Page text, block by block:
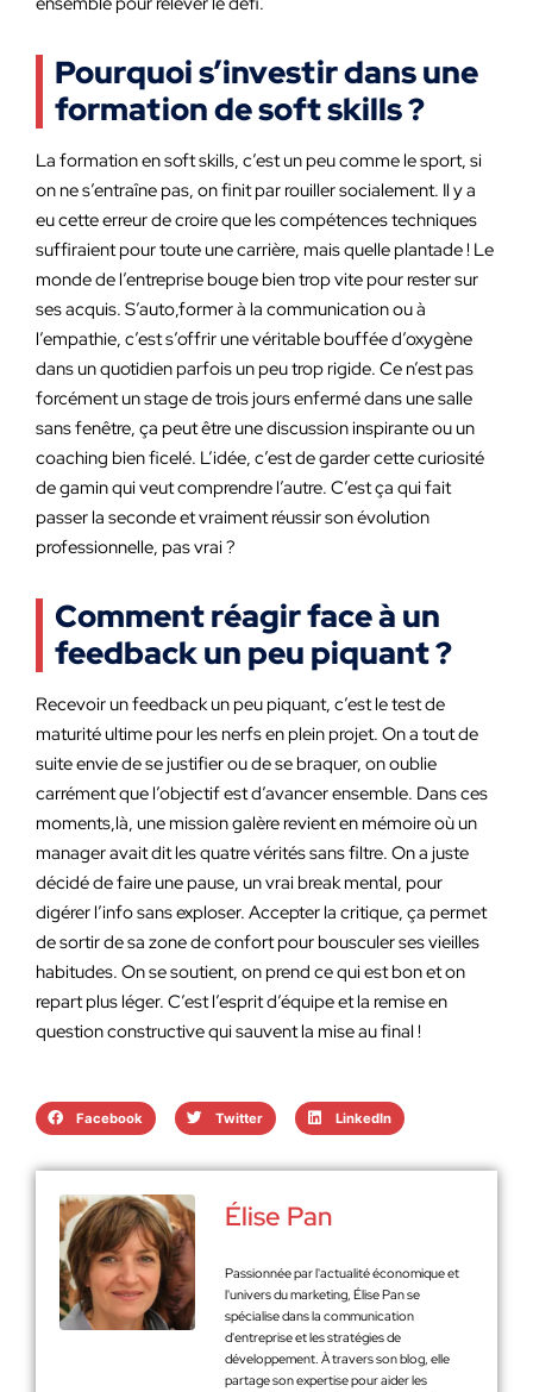
Pourquoi s’investir dans une
formation de soft skills ?
La formation en soft skills, c’est un peu comme le sport, si
on ne s’entraîne pas, on finit par rouiller socialement. Il y a
eu cette erreur de croire que les compétences techniques
suffiraient pour toute une carrière, mais quelle plantade ! Le
monde de l’entreprise bouge bien trop vite pour rester sur
ses acquis. S’auto,former à la communication ou à
l’empathie, c’est s’offrir une véritable bouffée d’oxygène
dans un quotidien parfois un peu trop rigide. Ce n’est pas
forcément un stage de trois jours enfermé dans une salle
sans fenêtre, ça peut être une discussion inspirante ou un
coaching bien ficelé. L’idée, c’est de garder cette curiosité
de gamin qui veut comprendre l’autre. C’est ça qui fait
passer la seconde et vraiment réussir son évolution
professionnelle, pas vrai ?
Comment réagir face à un
feedback un peu piquant ?
Recevoir un feedback un peu piquant, c’est le test de
maturité ultime pour les nerfs en plein projet. On a tout de
suite envie de se justifier ou de se braquer, on oublie
carrément que l’objectif est d’avancer ensemble. Dans ces
moments,là, une mission galère revient en mémoire où un
manager avait dit les quatre vérités sans filtre. On a juste
décidé de faire une pause, un vrai break mental, pour
digérer l’info sans exploser. Accepter la critique, ça permet
de sortir de sa zone de confort pour bousculer ses vieilles
habitudes. On se soutient, on prend ce qui est bon et on
repart plus léger. C’est l’esprit d’équipe et la remise en
question constructive qui sauvent la mise au final !
Facebook Twitter LinkedIn
Élise Pan
Passionnée par l'actualité économique et
l'univers du marketing, Élise Pan se
spécialise dans la communication
d'entreprise et les stratégies de
développement. À travers son blog, elle
partage son expertise pour aider les